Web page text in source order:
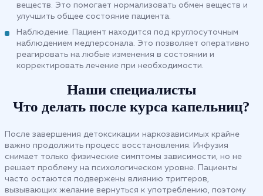
веществ. Это помогает нормализовать обмен веществ и
улучшить общее состояние пациента.
Наблюдение. Пациент находится под круглосуточным
наблюдением медперсонала. Это позволяет оперативно
реагировать на любые изменения в состоянии и
корректировать лечение при необходимости.
Наши специалисты
Что делать после курса капельниц?
После завершения детоксикации наркозависимых крайне
важно продолжить процесс восстановления. Инфузия
снимает только физические симптомы зависимости, но не
решает проблему на психологическом уровне. Пациенты
часто остаются подвержены влиянию триггеров,
вызывающих желание вернуться к употреблению, поэтому